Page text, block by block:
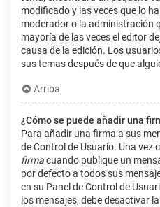
modificado y las veces que lo
moderador o la administración
mayoría de las veces el editor
causa de la edición. Los
sus temas después de que
Arriba
¿Cómo se puede añadir una
Para añadir una firma a sus
de Control de Usuario. Una vez
firmacuando publique un
por defecto a todos sus
en su Panel de Control de
los mensajes, debe desactivar